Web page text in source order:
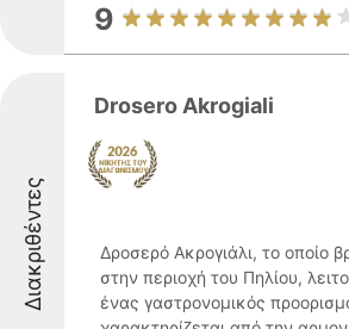
9
Διακριθέντες
Drosero Akrogiali
Δροσερό Ακρογιάλι, το οποίο
στην περιοχή του Πηλίου,
ένας γαστρονομικός